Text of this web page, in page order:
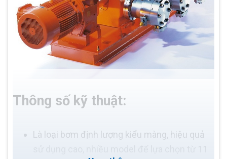
Thông số kỹ thuật:
Là loại bơm định lượng kiểu màng, hiệu quả